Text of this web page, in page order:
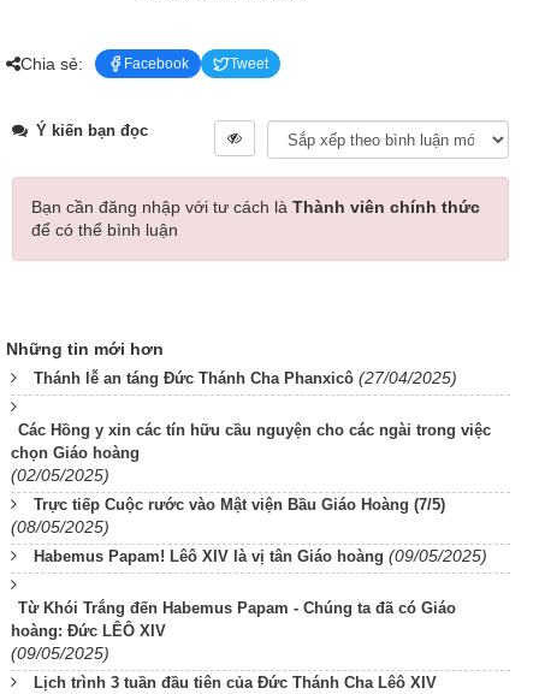
Chia sẻ: Facebook Tweet
Ý kiến bạn đọc
Bạn cần đăng nhập với tư cách là Thành viên chính thức
để có thể bình luận
Những tin mới hơn
Thánh lễ an táng Đức Thánh Cha Phanxicô (27/04/2025)
Các Hồng y xin các tín hữu cầu nguyện cho các ngài trong việc
chọn Giáo hoàng
(02/05/2025)
Trực tiếp Cuộc rước vào Mật viện Bầu Giáo Hoàng (7/5)
(08/05/2025)
Habemus Papam! Lêô XIV là vị tân Giáo hoàng (09/05/2025)
Từ Khói Trắng đến Habemus Papam - Chúng ta đã có Giáo
hoàng: Đức LÊÔ XIV
(09/05/2025)
Lịch trình 3 tuần đầu tiên của Đức Thánh Cha Lêô XIV